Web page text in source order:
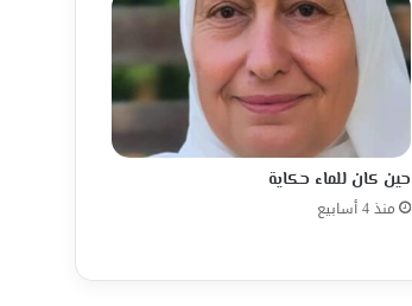
حين كان للماء حكاية
منذ 4 أسابيع